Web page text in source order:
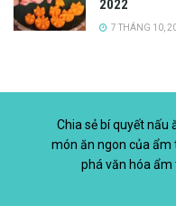
2022
7 THÁNG 10,
Chia sẻ bí quyết nấu
món ăn ngon của ẩm
phá văn hóa ẩm